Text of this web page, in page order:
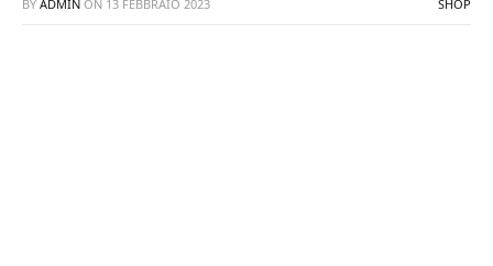
BY ADMIN ON 13 FEBBRAIO 2023 SHOP